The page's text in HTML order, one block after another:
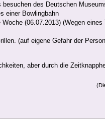
des Deutschen
einer Bowlingbahn
(06.07.2013) (Wegen
(auf eigene Gefahr der
aber durch die